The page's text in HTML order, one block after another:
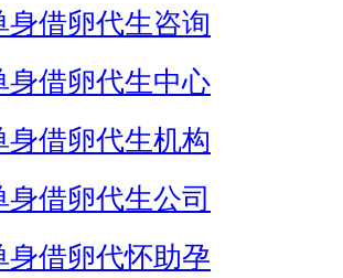
身借卵代生咨询
身借卵代生中心
身借卵代生机构
身借卵代生公司
身借卵代怀助孕